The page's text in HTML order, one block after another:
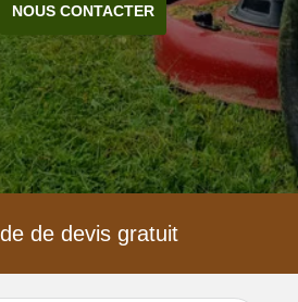
NOUS CONTACTER
de devis gratuit